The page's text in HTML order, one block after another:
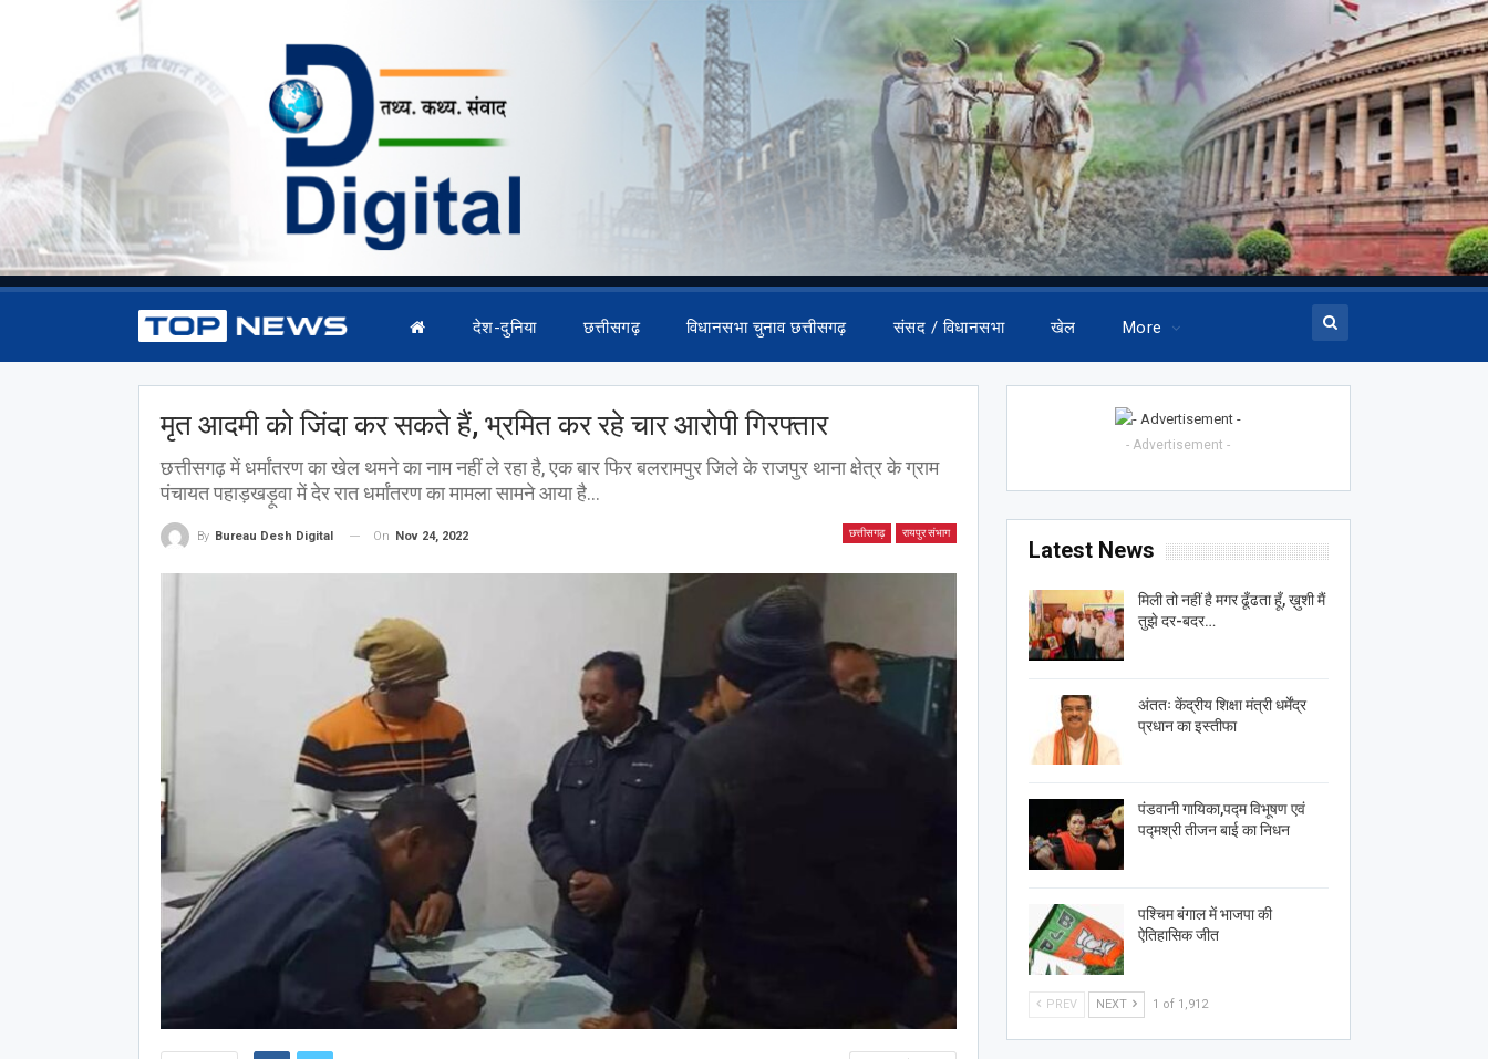
देश-दुनिया छत्तीसगढ़ विधानसभा चुनाव छत्तीसगढ़ संसद / विधानसभा खेल More
मृत आदमी को जिंदा कर सकते हैं, भ्रमित कर रहे चार आरोपी गिरफ्तार
छत्तीसगढ़ में धर्मांतरण का खेल थमने का नाम नहीं ले रहा है, एक बार फिर बलरामपुर जिले के राजपुर थाना क्षेत्र के ग्राम
पंचायत पहाड़खड़ूवा में देर रात धर्मांतरण का मामला सामने आया है...
छत्तीसगढ़ रायपुर संभाग
By Bureau Desh Digital On Nov 24, 2022
- Advertisement -
Latest News
मिली तो नहीं है मगर ढूँढता हूँ, ख़ुशी मैं
तुझे दर-बदर…
अंततः केंद्रीय शिक्षा मंत्री धर्मेंद्र
प्रधान का इस्तीफा
पंडवानी गायिका,पद्म विभूषण एवं
पद्मश्री तीजन बाई का निधन
पश्चिम बंगाल में भाजपा की
ऐतिहासिक जीत
PREV NEXT 1 of 1,912